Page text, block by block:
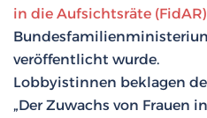
in die Aufsichtsräte (FidAR)
veröffentlicht wurde.
Lobbyistinnen beklagen
„Der Zuwachs von Frauen